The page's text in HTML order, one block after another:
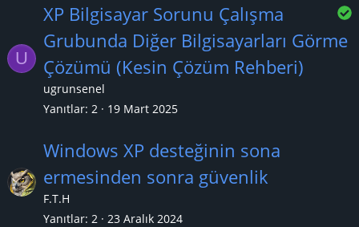
U
XP Bilgisayar Sorunu Çalışma
Grubunda Diğer Bilgisayarları Görme
Çözümü (Kesin Çözüm Rehberi)
ugrunsenel
Yanıtlar 2 19 Mart 2025
Windows XP desteğinin sona
ermesinden sonra güvenlik
F.T.H
Yanıtlar 2 23 Aralık 2024